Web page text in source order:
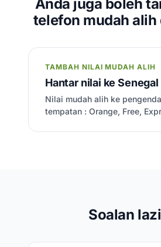
Anda juga boleh
telefon mudah alih
TAMBAH NILAI MUDAH ALIH
Hantar nilai ke Senegal
Nilai mudah alih ke
tempatan : Orange, Free,
Soalan